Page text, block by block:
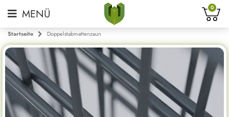
0
Startseite Doppelstabmattenzaun